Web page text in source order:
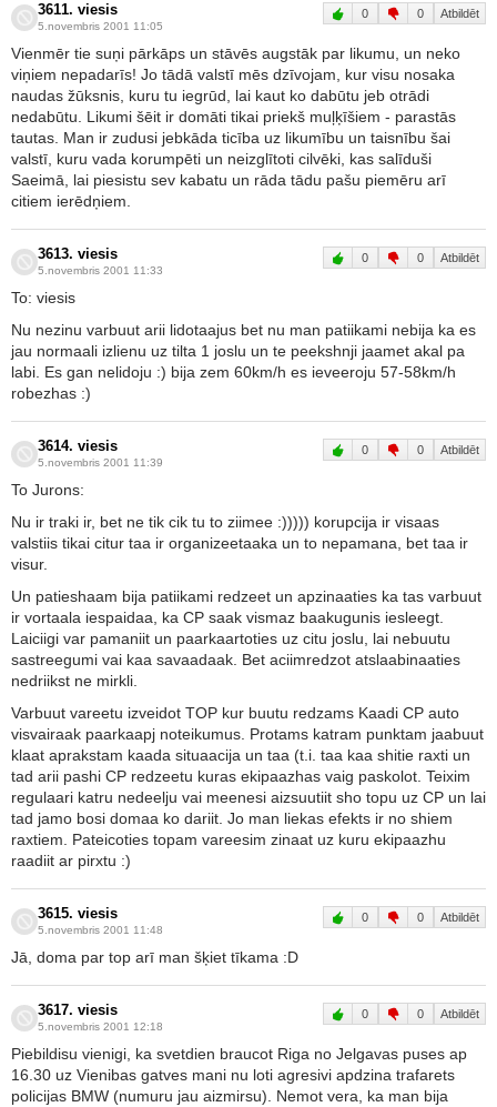
3611. viesis
5.novembris 2001 11:05
0 0 Atbildēt
Vienmēr tie suņi pārkāps un stāvēs augstāk par likumu, un neko
viņiem nepadarīs! Jo tādā valstī mēs dzīvojam, kur visu nosaka
naudas žūksnis, kuru tu iegrūd, lai kaut ko dabūtu jeb otrādi
nedabūtu. Likumi šēit ir domāti tikai priekš muļķīšiem - parastās
tautas. Man ir zudusi jebkāda ticība uz likumību un taisnību šai
valstī, kuru vada korumpēti un neizglītoti cilvēki, kas salīduši
Saeimā, lai piesistu sev kabatu un rāda tādu pašu piemēru arī
citiem ierēdņiem.
3613. viesis
5.novembris 2001 11:33
0 0 Atbildēt
To: viesis
Nu nezinu varbuut arii lidotaajus bet nu man patiikami nebija ka es
jau normaali izlienu uz tilta 1 joslu un te peekshnji jaamet akal pa
labi. Es gan nelidoju :) bija zem 60km/h es ieveeroju 57-58km/h
robezhas :)
3614. viesis
5.novembris 2001 11:39
0 0 Atbildēt
To Jurons:
Nu ir traki ir, bet ne tik cik tu to ziimee :))))) korupcija ir visaas
valstiis tikai citur taa ir organizeetaaka un to nepamana, bet taa ir
visur.
Un patieshaam bija patiikami redzeet un apzinaaties ka tas varbuut
ir vortaala iespaidaa, ka CP saak vismaz baakugunis iesleegt.
Laiciigi var pamaniit un paarkaartoties uz citu joslu, lai nebuutu
sastreegumi vai kaa savaadaak. Bet aciimredzot atslaabinaaties
nedriikst ne mirkli.
Varbuut vareetu izveidot TOP kur buutu redzams Kaadi CP auto
visvairaak paarkaapj noteikumus. Protams katram punktam jaabuut
klaat aprakstam kaada situaacija un taa (t.i. taa kaa shitie raxti un
tad arii pashi CP redzeetu kuras ekipaazhas vaig paskolot. Teixim
regulaari katru nedeelju vai meenesi aizsuutiit sho topu uz CP un lai
tad jamo bosi domaa ko dariit. Jo man liekas efekts ir no shiem
raxtiem. Pateicoties topam vareesim zinaat uz kuru ekipaazhu
raadiit ar pirxtu :)
3615. viesis
5.novembris 2001 11:48
0 0 Atbildēt
Jā, doma par top arī man šķiet tīkama :D
3617. viesis
5.novembris 2001 12:18
0 0 Atbildēt
Piebildisu vienigi, ka svetdien braucot Riga no Jelgavas puses ap
16.30 uz Vienibas gatves mani nu loti agresivi apdzina trafarets
policijas BMW (numuru jau aizmirsu). Nemot vera, ka man bija